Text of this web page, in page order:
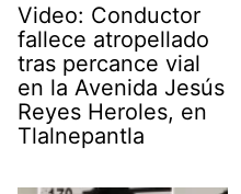
Video: Conductor
fallece atropellado
tras percance vial
en la Avenida Jesús
Reyes Heroles, en
Tlalnepantla